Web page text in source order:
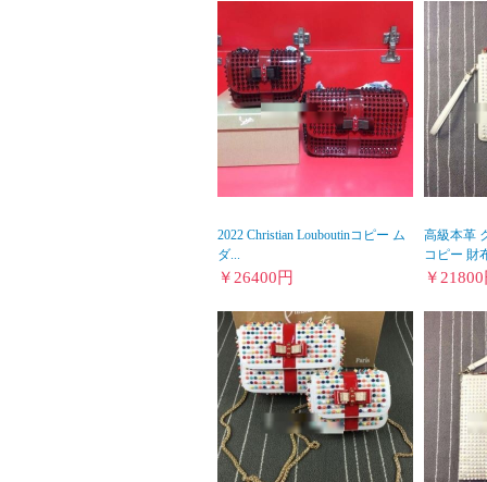
2022 Christian Louboutinコピー ム
ダ...
￥ 26400円
高級本革
コピー 財
￥ 21800